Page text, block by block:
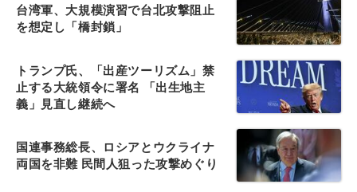
台湾軍、大規模演習で台北攻撃阻止
を想定し「橋封鎖」
トランプ氏、「出産ツーリズム」禁
止する大統領令に署名 「出生地主
義」見直し継続へ
国連事務総長、ロシアとウクライナ
両国を非難 民間人狙った攻撃めぐり